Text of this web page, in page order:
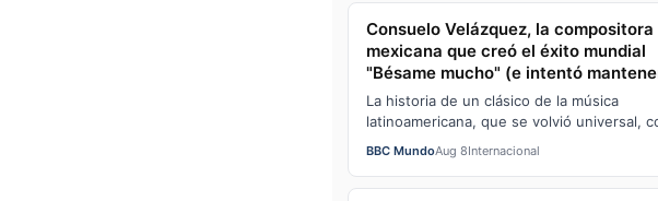
Consuelo Velázquez, la compositora
mexicana que creó el éxito mundial
"Bésame mucho" (e intentó
anónima)
La historia de un clásico de la música
latinoamericana, que se volvió universal,
BBC MundoAug 8Internacional